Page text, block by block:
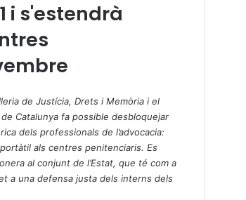
i s'estendrà
de Justícia, Drets i Memòria i el
de Catalunya fa possible desbloquejar
dels professionals de l’advocacia:
portàtil als centres penitenciaris. Es
al conjunt de l’Estat, que té com a
a una defensa justa dels interns dels